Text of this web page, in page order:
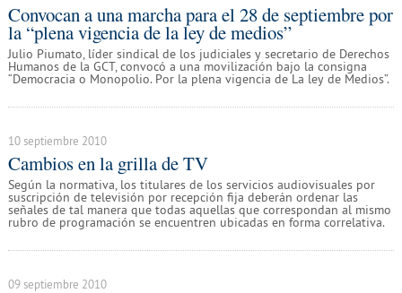
Convocan a una marcha para el 28 de septiembre por
la “plena vigencia de la ley de medios”
Julio Piumato, líder sindical de los judiciales y secretario de Derechos
Humanos de la GCT, convocó a una movilización bajo la consigna
“Democracia o Monopolio. Por la plena vigencia de La ley de Medios”.
10 septiembre 2010
Cambios en la grilla de TV
Según la normativa, los titulares de los servicios audiovisuales por
suscripción de televisión por recepción fija deberán ordenar las
señales de tal manera que todas aquellas que correspondan al mismo
rubro de programación se encuentren ubicadas en forma correlativa.
09 septiembre 2010